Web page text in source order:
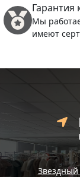
Гарантия
Мы
имеют
Звездный